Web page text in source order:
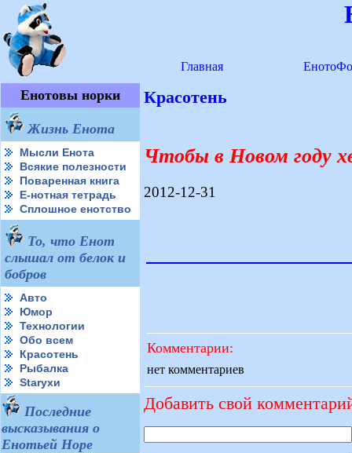
Главная
Енотовы норки
Жизнь Енота
Мысли Енота
Всякие полезности
Поваренная книга
Е-нотная тетрадь
Сплошное енотство
То, что Енот
слышал от белок и
бобров
Авто
Юмор
Технологии
Обо всем
Красотень
Рыбалка
Starухи
Последние
высказывания о
Енотьей Норе
Красотень
Чтобы в Новом году
2012-12-31
Комментарии:
нет комментариев
Добавить свой